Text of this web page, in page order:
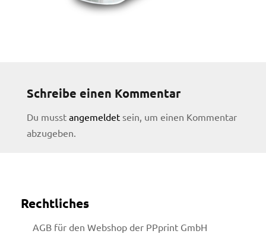
Schreibe einen Kommentar
Du musst angemeldet sein, um einen Kommentar
abzugeben.
Rechtliches
AGB für den Webshop der PPprint GmbH